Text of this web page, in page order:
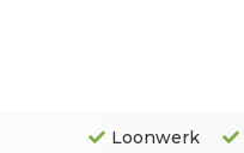
Loonwerk